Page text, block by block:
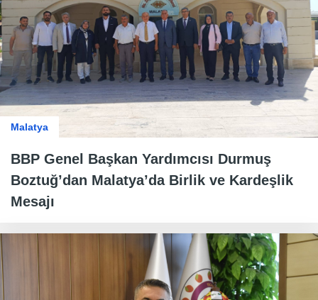
Malatya
BBP Genel Başkan Yardımcısı Durmuş
Boztuğ’dan Malatya’da Birlik ve Kardeşlik
Mesajı